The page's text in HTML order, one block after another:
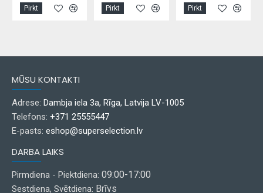
Pirkt Pirkt Pirkt
MŪSU KONTAKTI
Adrese: Dambja iela 3a, Rīga, Latvija LV-1005
Telefons: +371 25555447
E-pasts: eshop@superselection.lv
DARBA LAIKS
Pirmdiena - Piektdiena: 09:00-17:00
Sestdiena, Svētdiena: Brīvs